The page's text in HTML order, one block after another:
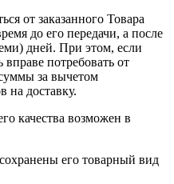
от заказанного Товара
до его передачи, а после
дней. При этом, если
потребовать от
за вычетом
на доставку.
качества возможен в
его товарный вид